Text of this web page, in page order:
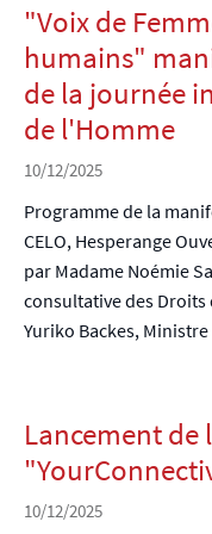
"Voix de
humains"
de la journée
de l'Homme
10/12/2025
Programme de la
CELO, Hesperange
par Madame Noémie
consultative des Droits
Yuriko Backes, Ministre
Lancement
10/12/2025